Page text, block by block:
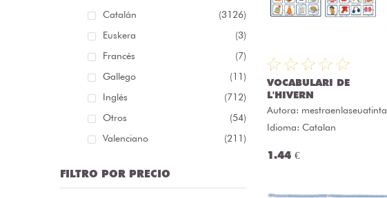
Catalán
(3126)
Euskera
(3)
Francés
(7)
Gallego
(11)
Inglés
(712)
Otros
(54)
Valenciano
(211)
FILTRO POR PRECIO
VOCABULARI DE
L'HIVERN
Autora: mestraenlaseuatinta
Idioma: Catalan
1.44 €